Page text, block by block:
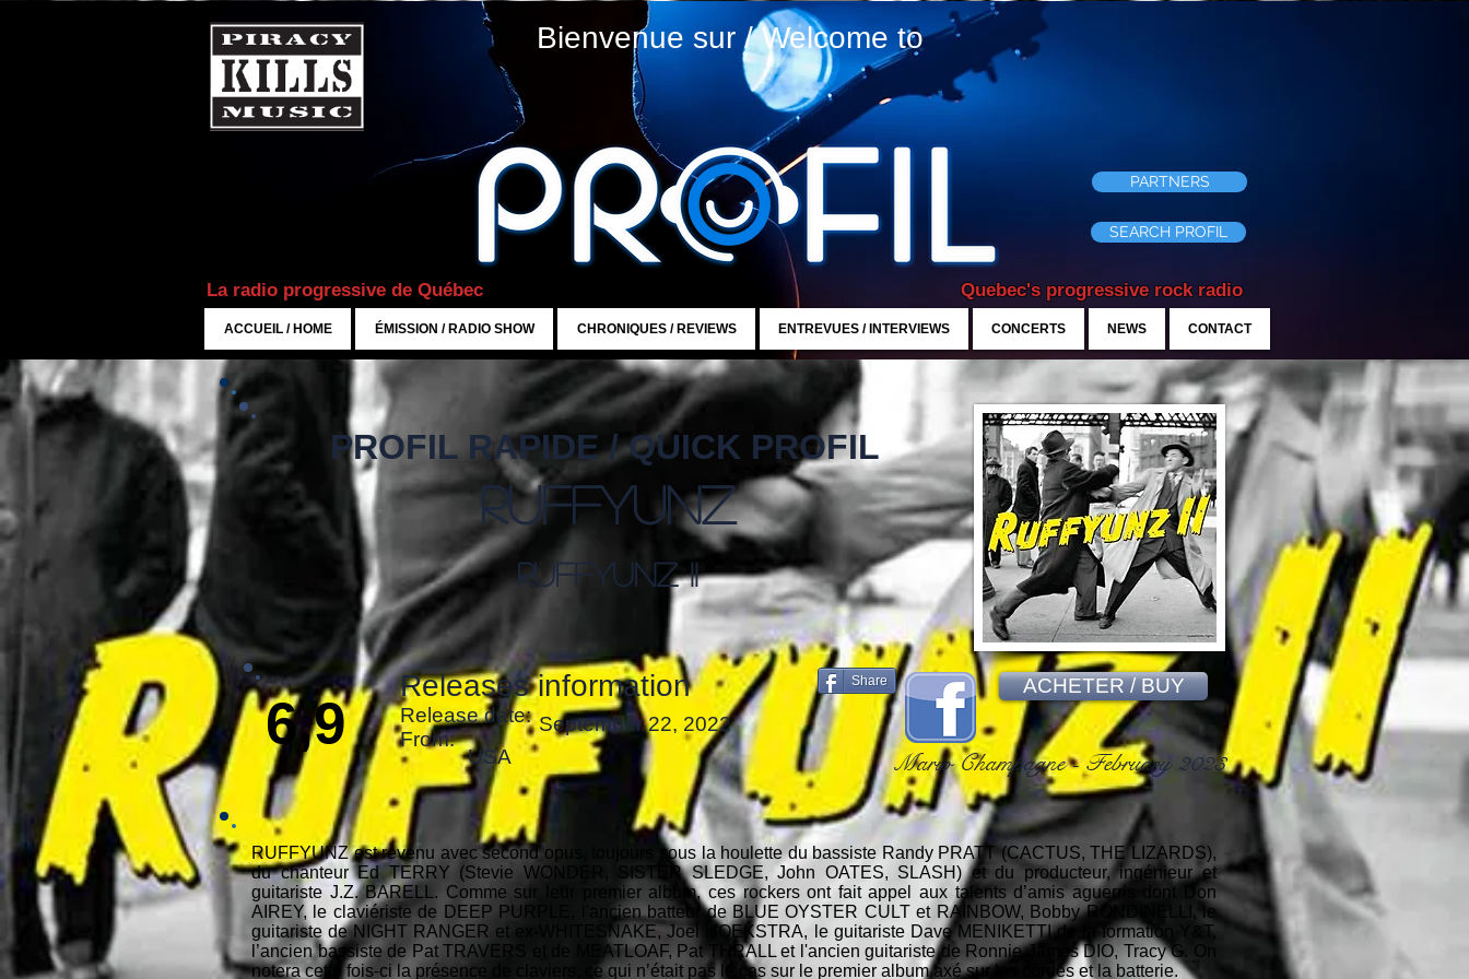
Bienvenue sur / Welcome to
Quebec's progressive rock radio
La radio progressive de Québec
SEARCH PROFIL
PARTNERS
ACCUEIL / HOME ÉMISSION / RADIO SHOW CHRONIQUES / REVIEWS ENTREVUES / INTERVIEWS CONCERTS NEWS CONTACT
PROFIL RAPIDE / QUICK PROFIL
Ruffyunz
Ruffyunz II
6,9
Releases information
Release date:
From:
Share ACHETER / BUY
Mario Champagne - February 2023
September 22, 2022
USA
RUFFYUNZ est revenu avec second opus, toujours sous la houlette du bassiste Randy PRATT (CACTUS, THE LIZARDS),
du chanteur Ed TERRY (Stevie WONDER, SISTER SLEDGE, John OATES, SLASH) et du producteur, ingénieur et
guitariste J.Z. BARELL. Comme sur leur premier album, ces rockers ont fait appel aux talents d’amis aguerris dont Don
AIREY, le claviériste de DEEP PURPLE, l'ancien batteur de BLUE OYSTER CULT et RAINBOW, Bobby RONDINELLI, le
guitariste de NIGHT RANGER et ex-WHITESNAKE, Joel HOEKSTRA, le guitariste Dave MENIKETTI de la formation Y&T,
l’ancien bassiste de Pat TRAVERS et de MEATLOAF, Pat THRALL et l'ancien guitariste de Ronnie James DIO, Tracy G. On
notera cette fois-ci la présence de claviers, ce qui n’était pas le cas sur le premier album axé sur les cordes et la batterie.